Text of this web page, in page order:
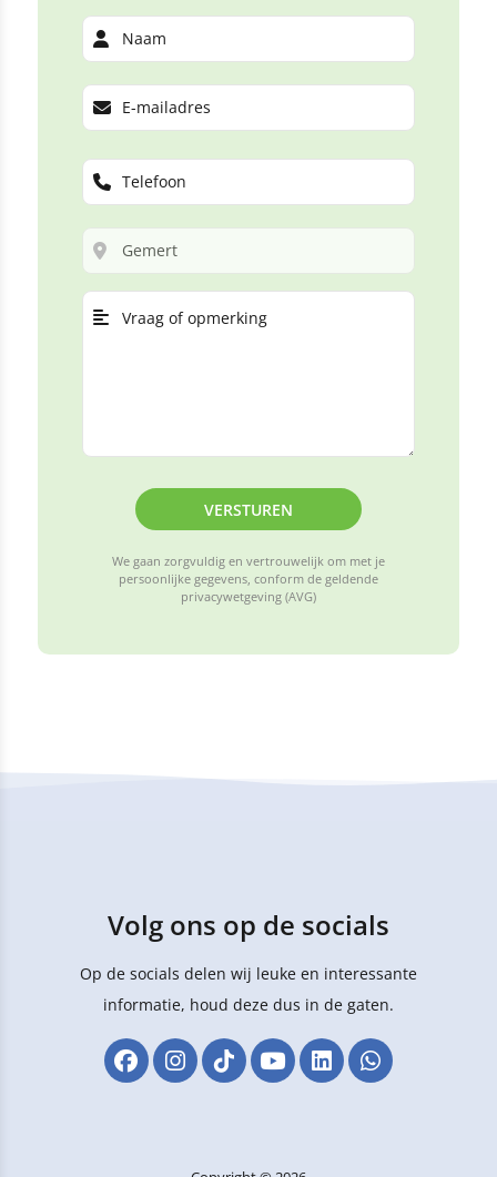
VERSTUREN
We gaan zorgvuldig en vertrouwelijk om met je
persoonlijke gegevens, conform de geldende
privacywetgeving (AVG)
Volg ons op de socials
Op de socials delen wij leuke en interessante
informatie, houd deze dus in de gaten.